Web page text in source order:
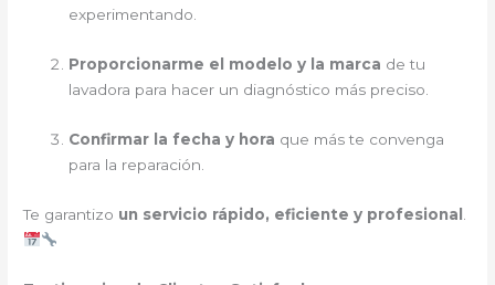
experimentando.
Proporcionarme el modelo y la marca de tu
lavadora para hacer un diagnóstico más preciso.
Confirmar la fecha y hora que más te convenga
para la reparación.
Te garantizo un servicio rápido, eficiente y profesional